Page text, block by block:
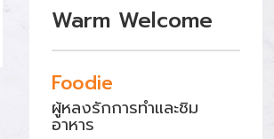
Warm Welcome
Foodie
ผู้หลงรักการทำและชิม
อาหาร